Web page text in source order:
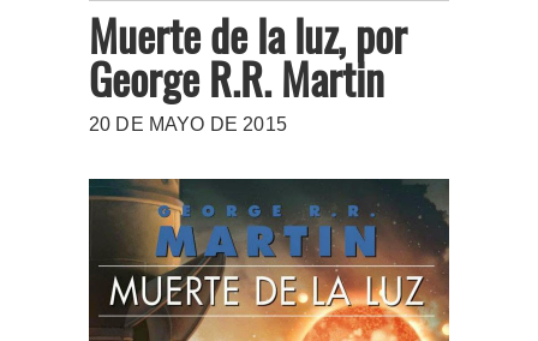
Muerte de la luz, por
George R.R. Martin
20 DE MAYO DE 2015